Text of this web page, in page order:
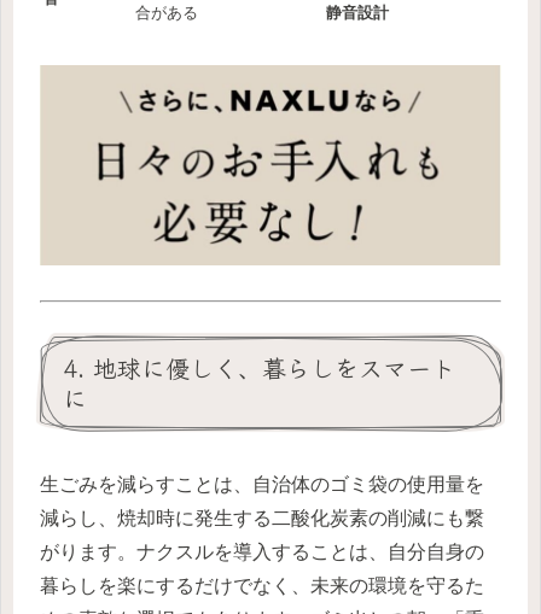
合がある
静音設計
4. 地球に優しく、暮らしをスマート
に
生ごみを減らすことは、自治体のゴミ袋の使用量を
減らし、焼却時に発生する二酸化炭素の削減にも繋
がります。ナクスルを導入することは、自分自身の
暮らしを楽にするだけでなく、未来の環境を守るた